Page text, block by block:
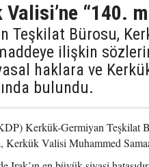
Valisi’ne “140.
Teşkilat Bürosu,
ilişkin
haklara ve
bulundu.
Kerkük-Germiyan Teşkilat
Kerkük Valisi Muhammed